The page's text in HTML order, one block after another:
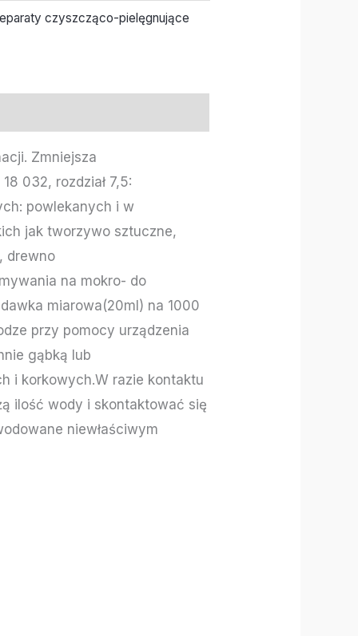
czyszcząco-pielęgnujące
Zmniejsza
032, rozdział 7,5:
powlekanych i w
jak tworzywo sztuczne,
drewno
na mokro- do
miarowa(20ml) na 1000
przy pomocy urządzenia
gąbką lub
i korkowych.W razie kontaktu
ilość wody i skontaktować się
niewłaściwym